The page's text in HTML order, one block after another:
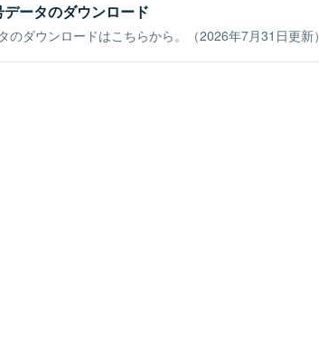
ータのダウンロード
のダウンロードはこちらから。（2026年7月31日更新）